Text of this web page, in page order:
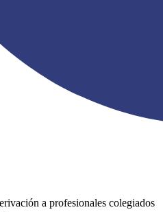
a profesionales colegiados